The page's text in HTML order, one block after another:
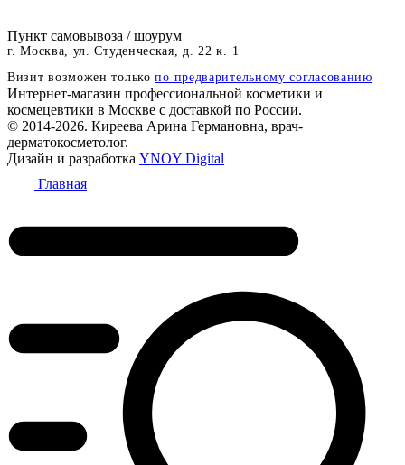
Пункт самовывоза / шоурум
г. Москва, ул. Студенческая, д. 22 к. 1
Визит возможен толькопо предварительному согласованию
Интернет-магазин профессиональной косметики и
космецевтики в Москве с доставкой по России.
© 2014-2026. Киреева Арина Германовна, врач-
дерматокосметолог.
Дизайн и разработка YNOY Digital
Главная